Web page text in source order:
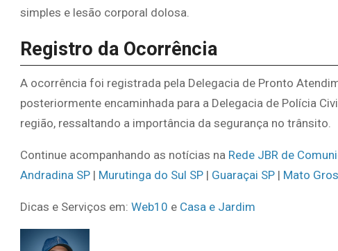
simples e lesão corporal dolosa.
Registro da Ocorrência
A ocorrência foi registrada pela Delegacia de Pronto
posteriormente encaminhada para a Delegacia de Polícia
região, ressaltando a importância da segurança no trânsito.
Continue acompanhando as notícias na Rede JBR de
Andradina SP | Murutinga do Sul SP | Guaraçai SP | Mato
Dicas e Serviços em: Web10 e Casa e Jardim